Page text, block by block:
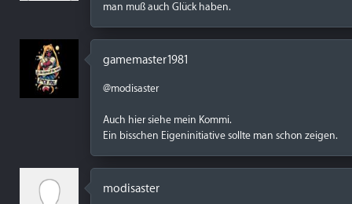
man muß auch Glück haben.
gamemaster1981
@modisaster
Auch hier siehe mein Kommi.
Ein bisschen Eigeninitiative sollte man schon zeigen.
modisaster